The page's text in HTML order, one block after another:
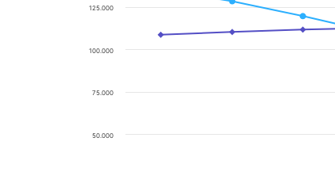
50.000
75.000
100.000
125.000